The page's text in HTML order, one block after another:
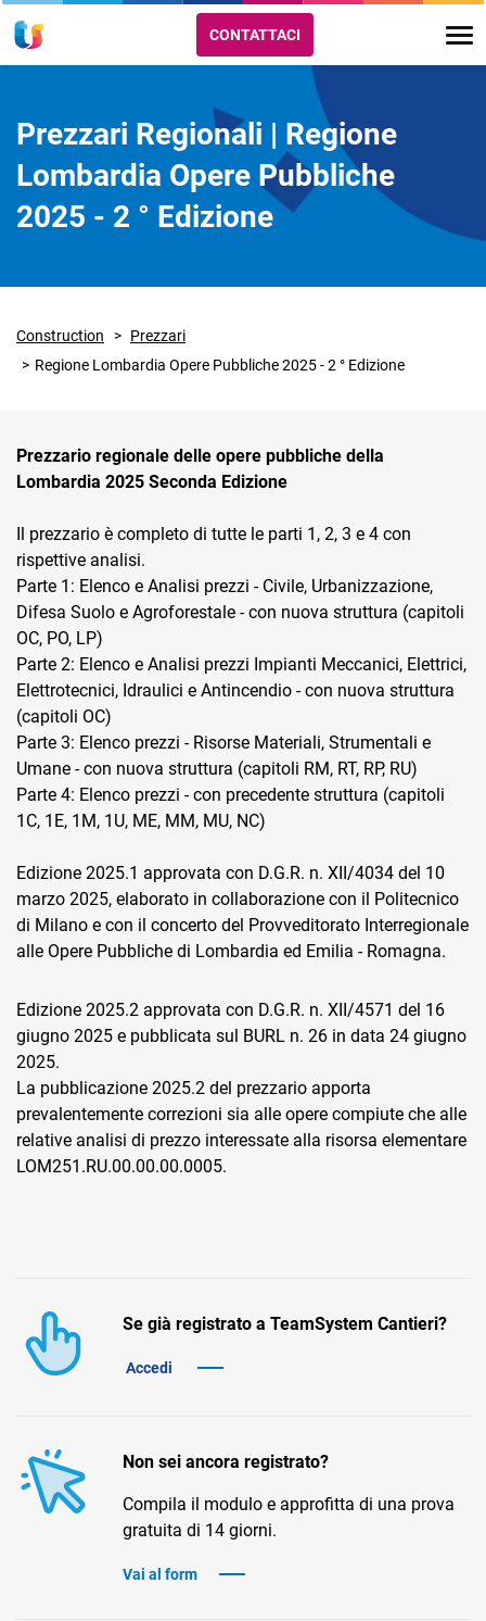
CRM
Ecommerce
Email Marketing
Fatturazione
Financial Solutions
HR
Trust Services
TeamSystem Store
CONTATTACI
Prezzari Regionali | Regione
Lombardia Opere Pubbliche
2025 - 2 ° Edizione
Construction
Prezzari
Regione Lombardia Opere Pubbliche 2025 - 2 ° Edizione
Prezzario regionale delle opere pubbliche della
Lombardia 2025 Seconda Edizione
Il prezzario è completo di tutte le parti 1, 2, 3 e 4 con
rispettive analisi.
Parte 1: Elenco e Analisi prezzi - Civile, Urbanizzazione,
Difesa Suolo e Agroforestale - con nuova struttura (capitoli
OC, PO, LP)
Parte 2: Elenco e Analisi prezzi Impianti Meccanici, Elettrici,
Elettrotecnici, Idraulici e Antincendio - con nuova struttura
(capitoli OC)
Parte 3: Elenco prezzi - Risorse Materiali, Strumentali e
Umane - con nuova struttura (capitoli RM, RT, RP, RU)
Parte 4: Elenco prezzi - con precedente struttura (capitoli
1C, 1E, 1M, 1U, ME, MM, MU, NC)
Edizione 2025.1 approvata con D.G.R. n. XII/4034 del 10
marzo 2025, elaborato in collaborazione con il Politecnico
di Milano e con il concerto del Provveditorato Interregionale
alle Opere Pubbliche di Lombardia ed Emilia - Romagna.
Edizione 2025.2 approvata con D.G.R. n. XII/4571 del 16
giugno 2025 e pubblicata sul BURL n. 26 in data 24 giugno
2025.
La pubblicazione 2025.2 del prezzario apporta
prevalentemente correzioni sia alle opere compiute che alle
relative analisi di prezzo interessate alla risorsa elementare
LOM251.RU.00.00.00.0005.
Se già registrato a TeamSystem Cantieri?
Accedi
Non sei ancora registrato?
Compila il modulo e approfitta di una prova
gratuita di 14 giorni.
Vai al form